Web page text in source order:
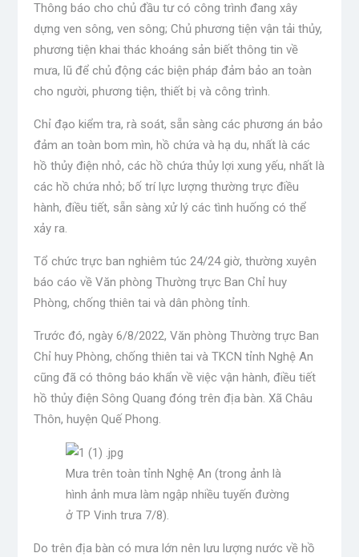
Thông báo cho chủ đầu tư có công trình đang xây
dựng ven sông, ven sông; Chủ phương tiện vận tải thủy,
phương tiện khai thác khoáng sản biết thông tin về
mưa, lũ để chủ động các biện pháp đảm bảo an toàn
cho người, phương tiện, thiết bị và công trình.
Chỉ đạo kiểm tra, rà soát, sẵn sàng các phương án bảo
đảm an toàn bom mìn, hồ chứa và hạ du, nhất là các
hồ thủy điện nhỏ, các hồ chứa thủy lợi xung yếu, nhất là
các hồ chứa nhỏ; bố trí lực lượng thường trực điều
hành, điều tiết, sẵn sàng xử lý các tình huống có thể
xảy ra.
Tổ chức trực ban nghiêm túc 24/24 giờ, thường xuyên
báo cáo về Văn phòng Thường trực Ban Chỉ huy
Phòng, chống thiên tai và dân phòng tỉnh.
Trước đó, ngày 6/8/2022, Văn phòng Thường trực Ban
Chỉ huy Phòng, chống thiên tai và TKCN tỉnh Nghệ An
cũng đã có thông báo khẩn về việc vận hành, điều tiết
hồ thủy điện Sông Quang đóng trên địa bàn. Xã Châu
Thôn, huyện Quế Phong.
Mưa trên toàn tỉnh Nghệ An (trong ảnh là
hình ảnh mưa làm ngập nhiều tuyến đường
ở TP Vinh trưa 7/8).
Do trên địa bàn có mưa lớn nên lưu lượng nước về hồ